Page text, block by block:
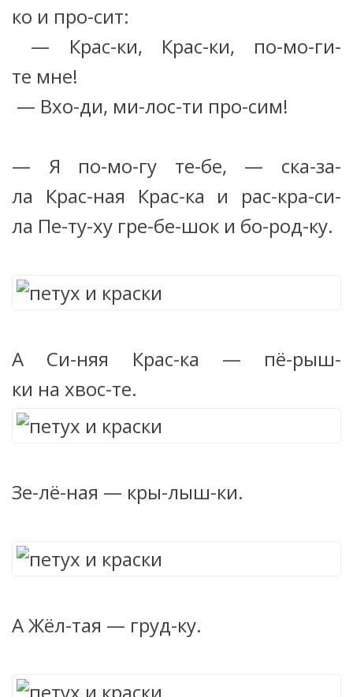
ко и про-сит:
— Крас-ки, Крас-ки, по-мо-ги-
те мне!
— Вхо-ди, ми-лос-ти про-сим!
— Я по-мо-гу те-бе, — ска-за-
ла Крас-ная Крас-ка и рас-кра-си-
ла Пе-ту-ху гре-бе-шок и бо-род-ку.
А Си-няя Крас-ка — пё-рыш-
ки на хвос-те.
Зе-лё-ная — кры-лыш-ки.
А Жёл-тая — груд-ку.